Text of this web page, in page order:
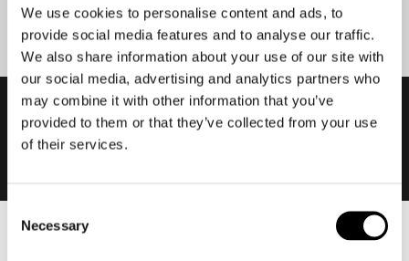
We use cookies to personalise content and ads, to
provide social media features and to analyse our traffic.
We also share information about your use of our site with
our social media, advertising and analytics partners who
may combine it with other information that you’ve
provided to them or that they’ve collected from your use
of their services.
Selection
Necessary